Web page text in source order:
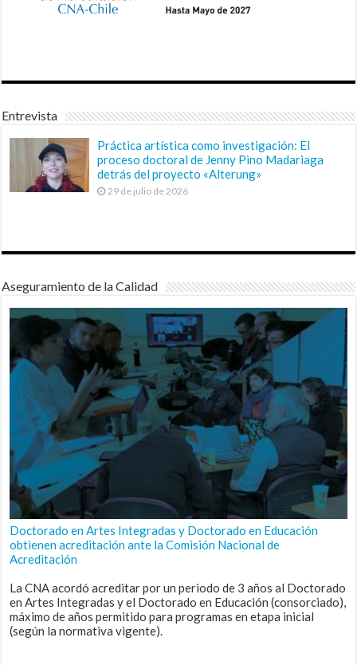
Entrevista
Práctica artística como investigación: El
proceso doctoral de Jenny Pino Madariaga
detrás del proyecto «Alterung»
29 de julio de 2026
Aseguramiento de la Calidad
Doctorado en Artes Integradas y Doctorado en Educación
obtienen acreditación ante la Comisión Nacional de
Acreditación
La CNA acordó acreditar por un periodo de 3 años al Doctorado
en Artes Integradas y el Doctorado en Educación (consorciado),
máximo de años permitido para programas en etapa inicial
(según la normativa vigente).